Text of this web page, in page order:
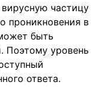
вирусную частицу
проникновения в
быть
Поэтому уровень
ответа.